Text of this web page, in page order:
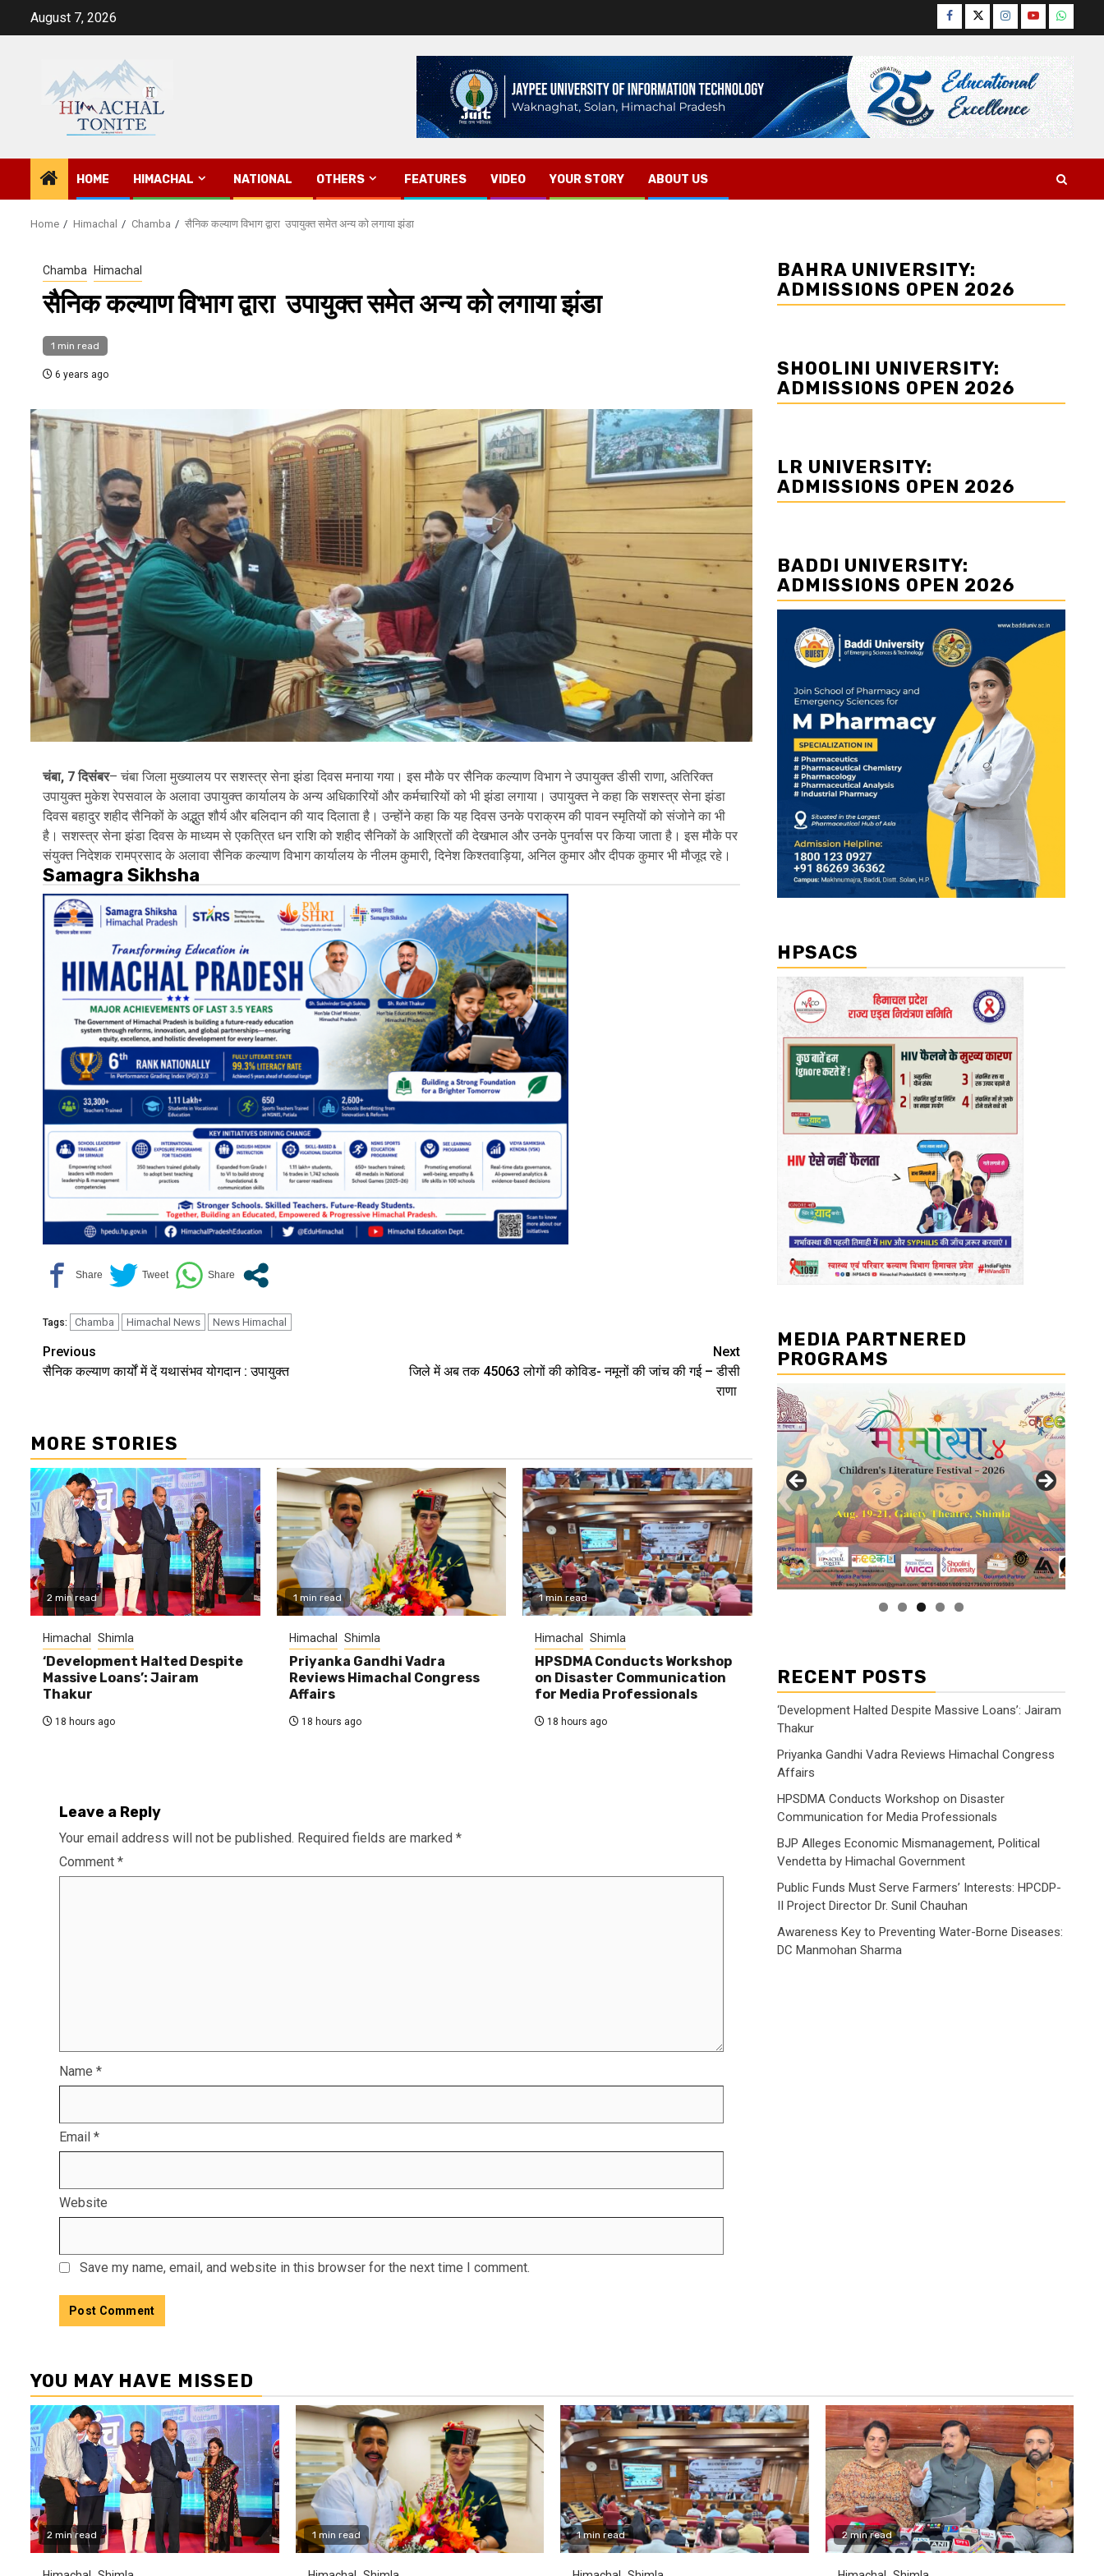
August 7, 2026 Facebook
TwitterInstagram
YouTube
HOME HIMACHAL NATIONAL OTHERS FEATURES VIDEO YOUR STORY ABOUT US
Home Himachal Chamba सैनिक कल्याण विभाग द्वारा उपायुक्त समेत अन्य को लगाया झंडा
Chamba Himachal
सैनिक कल्याण विभाग द्वारा उपायुक्त समेत अन्य को लगाया झंडा
1 min read
6 years ago
चंबा, 7 दिसंबर– चंबा जिला मुख्यालय पर सशस्त्र सेना झंडा दिवस मनाया गया। इस मौके पर सैनिक कल्याण विभाग ने उपायुक्त डीसी राणा, अतिरिक्त
उपायुक्त मुकेश रेपसवाल के अलावा उपायुक्त कार्यालय के अन्य अधिकारियों और कर्मचारियों को भी झंडा लगाया। उपायुक्त ने कहा कि सशस्त्र सेना झंडा
दिवस बहादुर शहीद सैनिकों के अद्भुत शौर्य और बलिदान की याद दिलाता है। उन्होंने कहा कि यह दिवस उनके पराक्रम की पावन स्मृतियों को संजोने का भी
है। सशस्त्र सेना झंडा दिवस के माध्यम से एकत्रित धन राशि को शहीद सैनिकों के आश्रितों की देखभाल और उनके पुनर्वास पर किया जाता है। इस मौके पर
संयुक्त निदेशक रामप्रसाद के अलावा सैनिक कल्याण विभाग कार्यालय के नीलम कुमारी, दिनेश किश्तवाड़िया, अनिल कुमार और दीपक कुमार भी मौजूद रहे।
Samagra Sikhsha
Tags: Chamba Himachal News News Himachal
Continue
Reading
Previous
सैनिक कल्याण कार्यों में दें यथासंभव योगदान : उपायुक्त
Next
जिले में अब तक 45063 लोगों की कोविड- नमूनों की जांच की गई – डीसी
राणा
MORE STORIES
2 min read
Himachal Shimla
‘Development Halted Despite
Massive Loans’: Jairam
Thakur
18 hours ago
1 min read
Himachal Shimla
Priyanka Gandhi Vadra
Reviews Himachal Congress
Affairs
18 hours ago
1 min read
Himachal Shimla
HPSDMA Conducts Workshop
on Disaster Communication
for Media Professionals
18 hours ago
Leave a Reply
Your email address will not be published. Required fields are marked *
Comment *
Name *
Email *
Website
Save my name, email, and website in this browser for the next time I comment.
BAHRA UNIVERSITY:
ADMISSIONS OPEN 2026
SHOOLINI UNIVERSITY:
ADMISSIONS OPEN 2026
LR UNIVERSITY:
ADMISSIONS OPEN 2026
BADDI UNIVERSITY:
ADMISSIONS OPEN 2026
HPSACS
MEDIA PARTNERED
PROGRAMS
RECENT POSTS
‘Development Halted Despite Massive Loans’: Jairam
Thakur
Priyanka Gandhi Vadra Reviews Himachal Congress
Affairs
HPSDMA Conducts Workshop on Disaster
Communication for Media Professionals
BJP Alleges Economic Mismanagement, Political
Vendetta by Himachal Government
Public Funds Must Serve Farmers’ Interests: HPCDP-
II Project Director Dr. Sunil Chauhan
Awareness Key to Preventing Water-Borne Diseases:
DC Manmohan Sharma
YOU MAY HAVE MISSED
2 min read 1 min read 1 min read 2 min read